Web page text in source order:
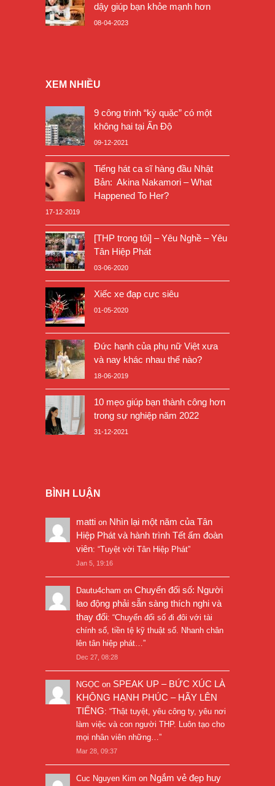
dậy giúp bạn khỏe mạnh hơn
08-04-2023
XEM NHIỀU
9 công trình “kỳ quặc” có một
không hai tại Ấn Độ
09-12-2021
Tiếng hát ca sĩ hàng đầu Nhật
Bản: Akina Nakamori – What
Happened To Her?
17-12-2019
[THP trong tôi] – Yêu Nghề – Yêu
Tân Hiệp Phát
03-06-2020
Xiếc xe đạp cực siêu
01-05-2020
Đức hạnh của phụ nữ Việt xưa
và nay khác nhau thế nào?
18-06-2019
10 mẹo giúp bạn thành công hơn
trong sự nghiệp năm 2022
31-12-2021
BÌNH LUẬN
matti on Nhìn lại một năm của Tân
Hiệp Phát và hành trình Tết ấm đoàn
viên: “Tuyệt vời Tân Hiệp Phát”
Jan 5, 19:16
Dautu4cham on Chuyển đổi số: Người
lao động phải sẵn sàng thích nghi và
thay đổi: “Chuyển đổi số đi đôi với tài
chính số, tiền tệ kỹ thuật số. Nhanh chân
lên tân hiệp phát… ”
Dec 27, 08:28
NGỌC on SPEAK UP – BỨC XÚC LÀ
KHÔNG HẠNH PHÚC – HÃY LÊN
TIẾNG: “Thật tuyệt, yêu công ty, yêu nơi
làm việc và con người THP. Luôn tạo cho
mọi nhân viên những… ”
Mar 28, 09:37
Cuc Nguyen Kim on Ngắm vẻ đẹp huy